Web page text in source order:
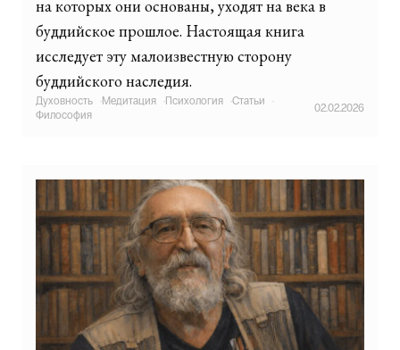
на которых они основаны, уходят на века в
буддийское прошлое. Настоящая книга
исследует эту малоизвестную сторону
буддийского наследия.
Духовность ·Медитация ·Психология ·Статьи
·
Философия
02.02.2026